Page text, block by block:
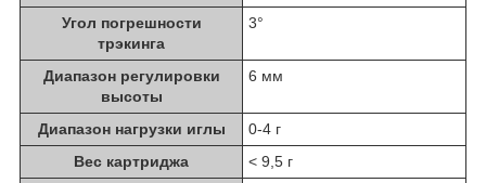
Угол погрешности
трэкинга
3°
Диапазон регулировки
высоты
6 мм
Диапазон нагрузки иглы
0-4 г
Вес картриджа
< 9,5 г